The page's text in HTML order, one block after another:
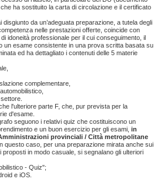
ha sostituito la carta di circolazione e il certificato
da un’adeguata preparazione, a tutela degli
nelle prestazioni offerte, coincide con
di idoneità professionale per il cui conseguimento, il
un esame consistente in una prova scritta basata su
ed ha dettagliato i contenuti delle 5 materie
complementare,
l'ulteriore parte F, che, pur prevista per la
d'esame.
seguono i relativi quiz che costituiscono un
e un buon esercizio per gli esami, in
provinciali / Città metropolitane
In questo caso, per una preparazione mirata anche sui
in modo casuale, si segnalano gli ulteriori
- Quiz";
e iOS.